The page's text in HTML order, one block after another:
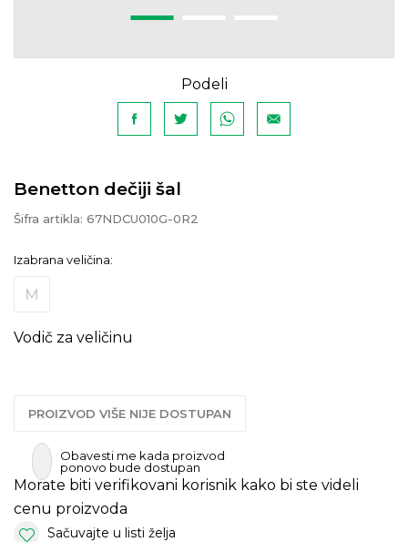
Podeli
Benetton dečiji šal
Šifra artikla: 67NDCU010G-0R2
Izabrana veličina:
M
Vodič za veličinu
PROIZVOD VIŠE NIJE DOSTUPAN
Obavesti me kada proizvod
ponovo bude dostupan
Morate biti verifikovani korisnik kako bi ste videli
cenu proizvoda
Sačuvajte u listi želja